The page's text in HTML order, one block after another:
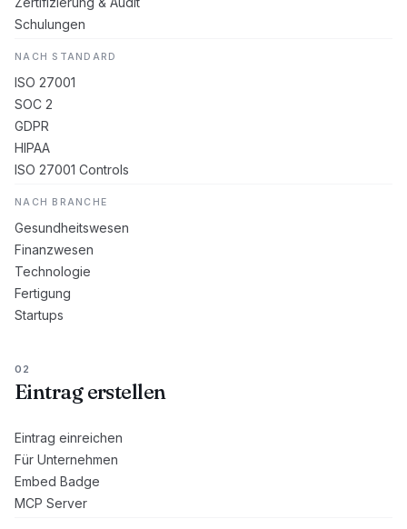
Schulungen
NACH STANDARD
ISO 27001
SOC 2
GDPR
HIPAA
ISO 27001 Controls
NACH BRANCHE
Gesundheitswesen
Finanzwesen
Technologie
Fertigung
Startups
02
Eintrag erstellen
Eintrag einreichen
Für Unternehmen
Embed Badge
MCP Server